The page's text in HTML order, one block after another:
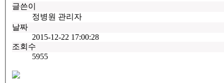
글쓴이
정병원 관리자
날짜
2015-12-22 17:00:28
조회수
5955